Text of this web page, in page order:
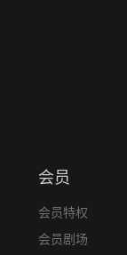
会员
会员特权
会员剧场